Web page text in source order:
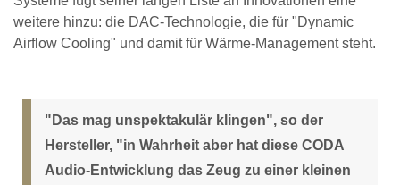
weitere hinzu: die DAC-Technologie, die für "Dynamic
Airflow Cooling" und damit für Wärme-Management steht.
"Das mag unspektakulär klingen", so der
Hersteller, "in Wahrheit aber hat diese CODA
Audio-Entwicklung das Zeug zu einer kleinen